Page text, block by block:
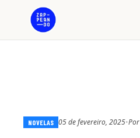
NOVELAS 05 de fevereiro, 2025•Por